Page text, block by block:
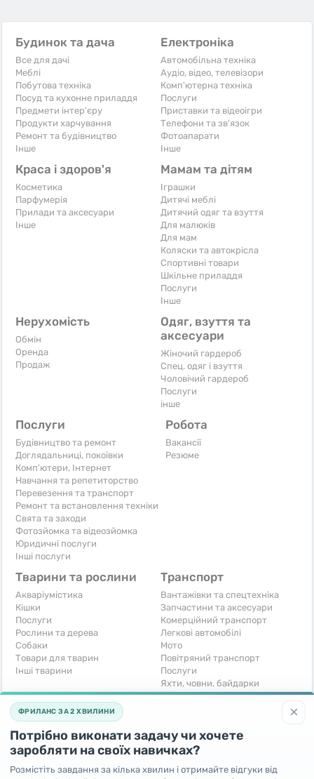
Будинок та дача
Все для дачі
Меблі
Побутова техніка
Посуд та кухонне приладдя
Предмети інтер'єру
Продукти харчування
Ремонт та будівництво
Iнше
Електроніка
Автомобільна техніка
Аудіо, відео, телевізори
Комп'ютерна техніка
Послуги
Приставки та відеоігри
Телефони та зв'язок
Фотоапарати
Iнше
Краса і здоров'я
Косметика
Парфумерія
Прилади та аксесуари
Iнше
Мамам та дітям
Іграшки
Дитячі меблі
Дитячий одяг та взуття
Для малюків
Для мам
Коляски та автокрісла
Спортивні товари
Шкільне приладдя
Послуги
Iнше
Нерухомість
Обмін
Оренда
Продаж
Одяг, взуття та
аксесуари
Жіночий гардероб
Спец. одяг і взуття
Чоловічий гардероб
Послуги
інше
Послуги
Будівництво та ремонт
Доглядальниці, покоївки
Комп'ютери, Інтернет
Навчання та репетиторство
Перевезення та транспорт
Ремонт та встановлення техніки
Свята та заходи
Фотозйомка та відеозйомка
Юридичні послуги
Інші послуги
Робота
Вакансії
Резюме
Тварини та рослини
Акваріумістика
Кішки
Послуги
Рослини та дерева
Собаки
Товари для тварин
Інші тварини
Транспорт
Вантажівки та спецтехніка
Запчастини та аксесуари
Комерційний транспорт
Легкові автомобілі
Мото
Повітряний транспорт
Послуги
Яхти, човни, байдарки
Інші транспортні засоби
Хобі та відпочинок
Книги та журнали
Музичні інструменти
Полювання та рибальство
Спорт і відпочинок
Готовий бізнес
Устаткування для бізнесу
Iнше
×
ФРИЛАНС ЗА 2 ХВИЛИНИ
Потрібно виконати задачу чи хочете
заробляти на своїх навичках?
Розмістіть завдання за кілька хвилин і отримайте відгуки від